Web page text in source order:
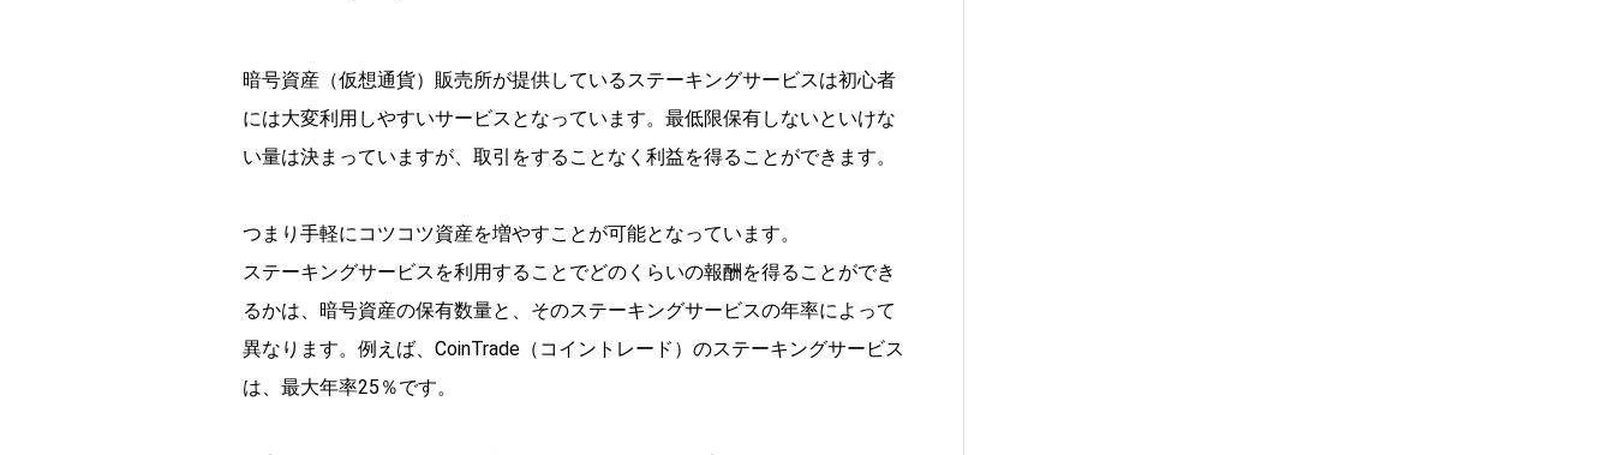
暗号資産（仮想通貨）販売所が提供しているステーキングサービスは初心者
には大変利用しやすいサービスとなっています。最低限保有しないといけな
い量は決まっていますが、取引をすることなく利益を得ることができます。
つまり手軽にコツコツ資産を増やすことが可能となっています。
ステーキングサービスを利用することでどのくらいの報酬を得ることができ
るかは、暗号資産の保有数量と、そのステーキングサービスの年率によって
異なります。例えば、CoinTrade（コイントレード）のステーキングサービス
は、最大年率25％です。